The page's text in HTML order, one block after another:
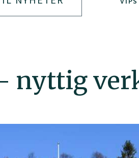
nyttig